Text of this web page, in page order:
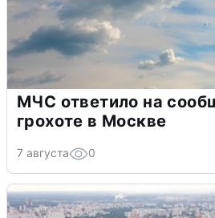
МЧС ответило на
грохоте в Москве
7 августа 0